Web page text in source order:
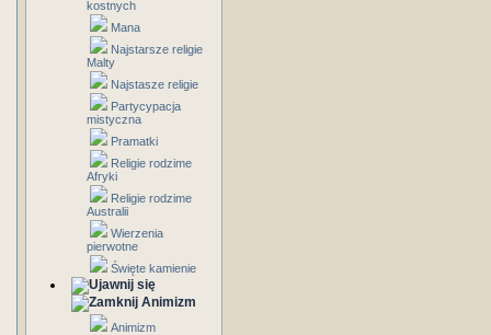
kostnych
Mana
Najstarsze religie
Malty
Najstasze religie
Partycypacja
mistyczna
Pramatki
Religie rodzime
Afryki
Religie rodzime
Australii
Wierzenia
pierwotne
Święte kamienie
Animizm
Animizm